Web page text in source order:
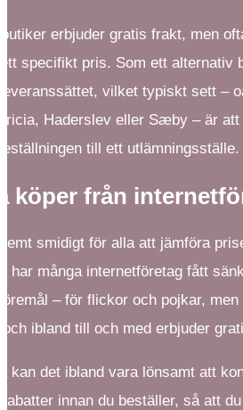
erbjuder gratis frakt, men
specifikt pris. Som ett alternativ
vilket typiskt sett –
Haderslev eller Sæby – är
till ett utlämningsställe.
köper från
smidigt för alla att jämföra
har många internetföretag fått
– för flickor och pojkar,
ibland till och med erbjuder
kan det ibland vara lönsamt att
innan du beställer, så att